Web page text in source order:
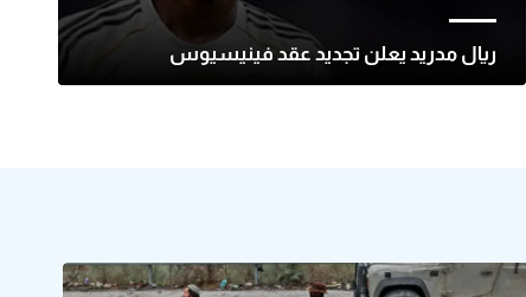
ريال مدريد يعلن تجديد عقد فينيسيوس